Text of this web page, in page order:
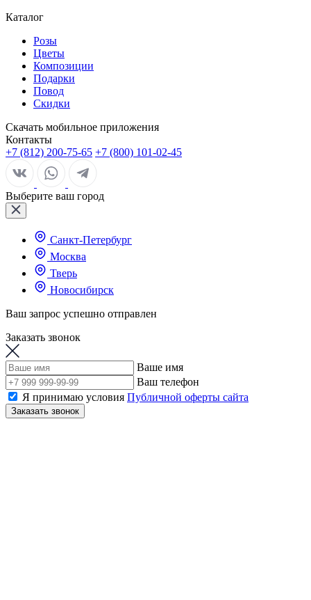
Каталог
Розы
Цветы
Композиции
Подарки
Повод
Скидки
Скачать мобильное приложения
Контакты
+7 (812) 200-75-65 +7 (800) 101-02-45
Выберите ваш город
Санкт-Петербург
Москва
Тверь
Новосибирск
Ваш запрос успешно отправлен
Заказать звонок
Ваше имя
Ваш телефон
Я принимаю условия Публичной оферты сайта
Заказать звонок